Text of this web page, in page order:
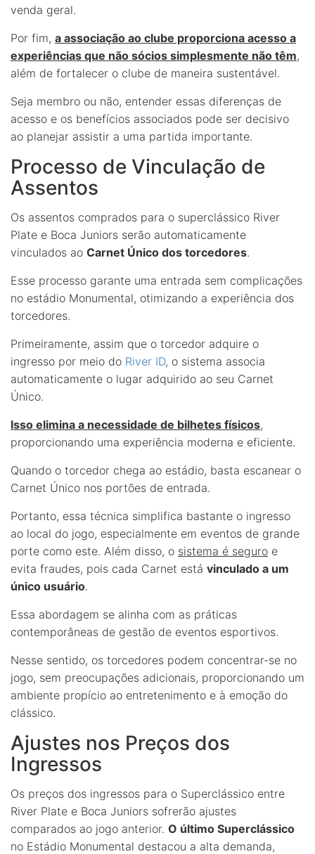
venda geral.
Por fim, a associação ao clube proporciona acesso a
experiências que não sócios simplesmente não têm,
além de fortalecer o clube de maneira sustentável.
Seja membro ou não, entender essas diferenças de
acesso e os benefícios associados pode ser decisivo
ao planejar assistir a uma partida importante.
Processo de Vinculação de
Assentos
Os assentos comprados para o superclássico River
Plate e Boca Juniors serão automaticamente
vinculados ao Carnet Único dos torcedores.
Esse processo garante uma entrada sem complicações
no estádio Monumental, otimizando a experiência dos
torcedores.
Primeiramente, assim que o torcedor adquire o
ingresso por meio do River ID, o sistema associa
automaticamente o lugar adquirido ao seu Carnet
Único.
Isso elimina a necessidade de bilhetes físicos,
proporcionando uma experiência moderna e eficiente.
Quando o torcedor chega ao estádio, basta escanear o
Carnet Único nos portões de entrada.
Portanto, essa técnica simplifica bastante o ingresso
ao local do jogo, especialmente em eventos de grande
porte como este. Além disso, o sistema é seguro e
evita fraudes, pois cada Carnet está vinculado a um
único usuário.
Essa abordagem se alinha com as práticas
contemporâneas de gestão de eventos esportivos.
Nesse sentido, os torcedores podem concentrar-se no
jogo, sem preocupações adicionais, proporcionando um
ambiente propício ao entretenimento e à emoção do
clássico.
Ajustes nos Preços dos
Ingressos
Os preços dos ingressos para o Superclássico entre
River Plate e Boca Juniors sofrerão ajustes
comparados ao jogo anterior. O último Superclássico
no Estádio Monumental destacou a alta demanda,